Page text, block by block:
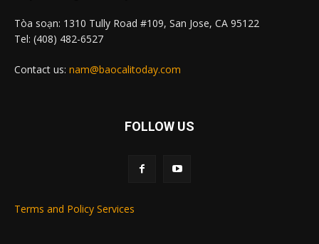
Tòa soạn: 1310 Tully Road #109, San Jose, CA 95122
Tel: (408) 482-6527
Contact us: nam@baocalitoday.com
FOLLOW US
Terms and Policy Services